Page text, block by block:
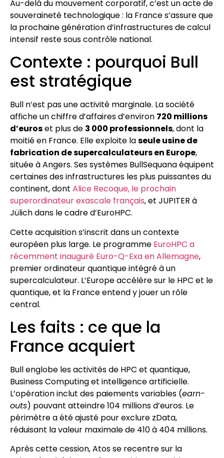
Au-delà du mouvement corporatif, c’est un acte de
souveraineté technologique : la France s’assure que
la prochaine génération d’infrastructures de calcul
intensif reste sous contrôle national.
Contexte : pourquoi Bull
est stratégique
Bull n’est pas une activité marginale. La société
affiche un chiffre d’affaires d’environ 720 millions
d’euroset plus de 3 000 professionnels, dont la
moitié en France. Elle exploite laseule usine de
fabrication de supercalculateurs en Europe,
située à Angers. Ses systèmes BullSequana équipent
certaines des infrastructures les plus puissantes du
continent, dont Alice Recoque, le prochain
superordinateur exascale français, et JUPITER à
Jülich dans le cadre d’EuroHPC.
Cette acquisition s’inscrit dans un contexte
européen plus large. Le programme EuroHPC a
récemment inauguré Euro-Q-Exa en Allemagne,
premier ordinateur quantique intégré à un
supercalculateur. L’Europe accélère sur le HPC et le
quantique, et la France entend y jouer un rôle
central.
Les faits : ce que la
France acquiert
Bull englobe les activités de HPC et quantique,
Business Computing et intelligence artificielle.
L’opération inclut des paiements variables (earn-
outs) pouvant atteindre 104 millions d’euros. Le
périmètre a été ajusté pour exclure zData,
réduisant la valeur maximale de 410 à 404 millions.
Après cette cession, Atos se recentre sur la